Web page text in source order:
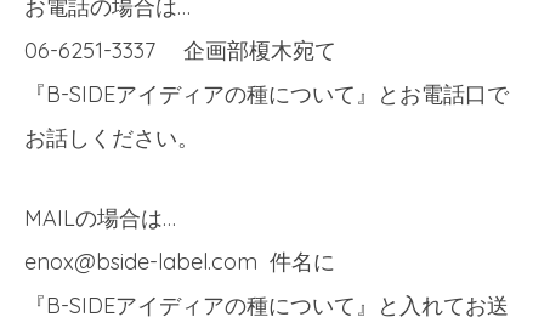
お電話の場合は…
06-6251-3337 企画部榎木宛て
『B-SIDEアイディアの種について』とお電話口で
お話しください。
MAILの場合は…
enox@bside-label.com 件名に
『B-SIDEアイディアの種について』と入れてお送